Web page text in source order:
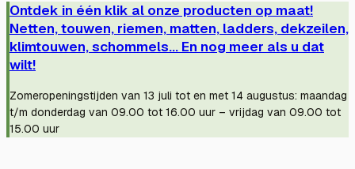
Ontdek in één klik al onze producten op maat!
Netten, touwen, riemen, matten, ladders, dekzeilen,
klimtouwen, schommels... En nog meer als u dat
wilt!
Zomeropeningstijden van 13 juli tot en met 14 augustus: maandag
t/m donderdag van 09.00 tot 16.00 uur – vrijdag van 09.00 tot
15.00 uur